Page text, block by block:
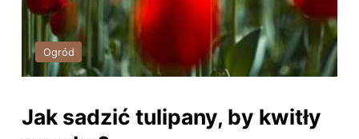
Ogród
Jak sadzić tulipany, by kwitły